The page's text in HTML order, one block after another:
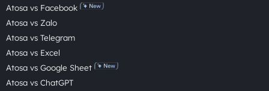
Atosa vs Facebook
Atosa vs Zalo
Atosa vs Telegram
Atosa vs Excel
Atosa vs Google Sheet
Atosa vs ChatGPT